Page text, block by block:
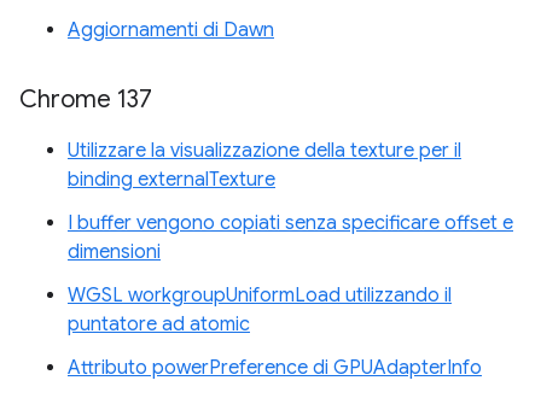
Aggiornamenti di Dawn
Chrome 137
Utilizzare la visualizzazione della texture per il
binding externalTexture
I buffer vengono copiati senza specificare offset e
dimensioni
WGSL workgroupUniformLoad utilizzando il
puntatore ad atomic
Attributo powerPreference di GPUAdapterInfo